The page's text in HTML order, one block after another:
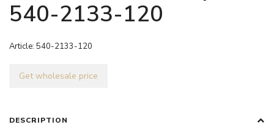
540-2133-120
Article: 540-2133-120
Get wholesale price
DESCRIPTION